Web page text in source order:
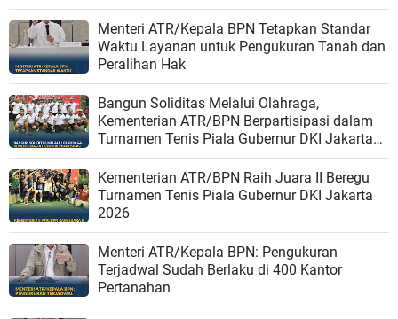
Menteri ATR/Kepala BPN Tetapkan Standar
Waktu Layanan untuk Pengukuran Tanah dan
Peralihan Hak
Bangun Soliditas Melalui Olahraga,
Kementerian ATR/BPN Berpartisipasi dalam
Turnamen Tenis Piala Gubernur DKI Jakarta
2026
Kementerian ATR/BPN Raih Juara II Beregu
Turnamen Tenis Piala Gubernur DKI Jakarta
2026
Menteri ATR/Kepala BPN: Pengukuran
Terjadwal Sudah Berlaku di 400 Kantor
Pertanahan